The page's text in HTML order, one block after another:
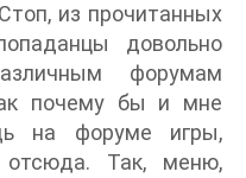
из прочитанных
довольно
форумам
почему бы и мне
на форуме игры,
Так, меню,